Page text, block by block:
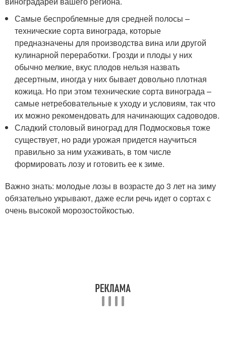
Самые беспроблемные для средней полосы –
технические сорта винограда, которые
предназначены для производства вина или другой
кулинарной переработки. Грозди и плоды у них
обычно мелкие, вкус плодов нельзя назвать
десертным, иногда у них бывает довольно плотная
кожица. Но при этом технические сорта винограда –
самые нетребовательные к уходу и условиям, так что
их можно рекомендовать для начинающих садоводов.
Сладкий столовый виноград для Подмосковья тоже
существует, но ради урожая придется научиться
правильно за ним ухаживать, в том числе
формировать лозу и готовить ее к зиме.
Важно знать: молодые лозы в возрасте до 3 лет на зиму
обязательно укрывают, даже если речь идет о сортах с
очень высокой морозостойкостью.